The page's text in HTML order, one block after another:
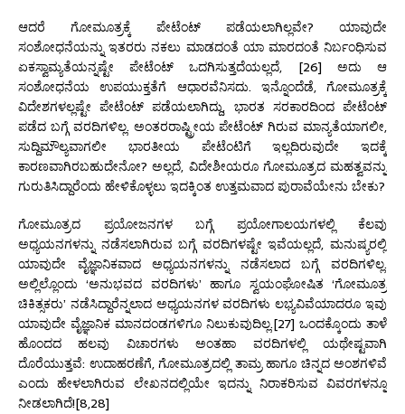
ಆದರೆ ಗೋಮೂತ್ರಕ್ಕೆ ಪೇಟೆಂಟ್ ಪಡೆಯಲಾಗಿಲ್ಲವೇ? ಯಾವುದೇ
ಸಂಶೋಧನೆಯನ್ನು ಇತರರು ನಕಲು ಮಾಡದಂತೆ ಯಾ ಮಾರದಂತೆ ನಿರ್ಬಂಧಿಸುವ
ಏಕಸ್ವಾಮ್ಯತೆಯನ್ನಷ್ಟೇ ಪೇಟೆಂಟ್ ಒದಗಿಸುತ್ತದೆಯಲ್ಲದೆ, [26] ಅದು ಆ
ಸಂಶೋಧನೆಯ ಉಪಯುಕ್ತತೆಗೆ ಆಧಾರವೆನಿಸದು. ಇನ್ನೊಂದೆಡೆ, ಗೋಮೂತ್ರಕ್ಕೆ
ವಿದೇಶಗಳಲ್ಲಷ್ಟೇ ಪೇಟೆಂಟ್ ಪಡೆಯಲಾಗಿದ್ದು, ಭಾರತ ಸರಕಾರದಿಂದ ಪೇಟೆಂಟ್
ಪಡೆದ ಬಗ್ಗೆ ವರದಿಗಳಿಲ್ಲ. ಅಂತರರಾಷ್ಟ್ರೀಯ ಪೇಟೆಂಟ್ ಗಿರುವ ಮಾನ್ಯತೆಯಾಗಲೀ,
ಸುದ್ದಿಮೌಲ್ಯವಾಗಲೀ ಭಾರತೀಯ ಪೇಟೆಂಟಿಗೆ ಇಲ್ಲದಿರುವುದೇ ಇದಕ್ಕೆ
ಕಾರಣವಾಗಿರಬಹುದೇನೋ? ಅಲ್ಲದೆ, ವಿದೇಶೀಯರೂ ಗೋಮೂತ್ರದ ಮಹತ್ವವನ್ನು
ಗುರುತಿಸಿದ್ದಾರೆಂದು ಹೇಳಿಕೊಳ್ಳಲು ಇದಕ್ಕಿಂತ ಉತ್ತಮವಾದ ಪುರಾವೆಯೇನು ಬೇಕು?
ಗೋಮೂತ್ರದ ಪ್ರಯೋಜನಗಳ ಬಗ್ಗೆ ಪ್ರಯೋಗಾಲಯಗಳಲ್ಲಿ ಕೆಲವು
ಅಧ್ಯಯನಗಳನ್ನು ನಡೆಸಲಾಗಿರುವ ಬಗ್ಗೆ ವರದಿಗಳಷ್ಟೇ ಇವೆಯಲ್ಲದೆ, ಮನುಷ್ಯರಲ್ಲಿ
ಯಾವುದೇ ವೈಜ್ಞಾನಿಕವಾದ ಅಧ್ಯಯನಗಳನ್ನು ನಡೆಸಲಾದ ಬಗ್ಗೆ ವರದಿಗಳಿಲ್ಲ.
ಅಲ್ಲಿಲ್ಲೊಂದು ‘ಅನುಭವದ ವರದಿಗಳು’ ಹಾಗೂ ಸ್ವಯಂಘೋಷಿತ ‘ಗೋಮೂತ್ರ
ಚಿಕಿತ್ಸಕರು’ ನಡೆಸಿದ್ದಾರೆನ್ನಲಾದ ಅಧ್ಯಯನಗಳ ವರದಿಗಳು ಲಭ್ಯವಿವೆಯಾದರೂ ಇವು
ಯಾವುದೇ ವೈಜ್ಞಾನಿಕ ಮಾನದಂಡಗಳಿಗೂ ನಿಲುಕುವುದಿಲ್ಲ.[27] ಒಂದಕ್ಕೊಂದು ತಾಳೆ
ಹೊಂದದ ಹಲವು ವಿಚಾರಗಳು ಅಂತಹಾ ವರದಿಗಳಲ್ಲಿ ಯಥೇಷ್ಟವಾಗಿ
ದೊರೆಯುತ್ತವೆ: ಉದಾಹರಣೆಗೆ, ಗೋಮೂತ್ರದಲ್ಲಿ ತಾಮ್ರ ಹಾಗೂ ಚಿನ್ನದ ಅಂಶಗಳಿವೆ
ಎಂದು ಹೇಳಲಾಗಿರುವ ಲೇಖನದಲ್ಲಿಯೇ ಇದನ್ನು ನಿರಾಕರಿಸುವ ವಿವರಗಳನ್ನೂ
ನೀಡಲಾಗಿದೆ![8,28]